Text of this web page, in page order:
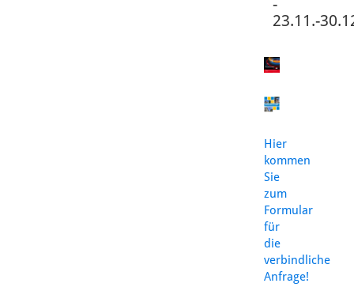
-
23.11.-
Hier
kommen
Sie
zum
Formular
für
die
verbindliche
Anfrage!